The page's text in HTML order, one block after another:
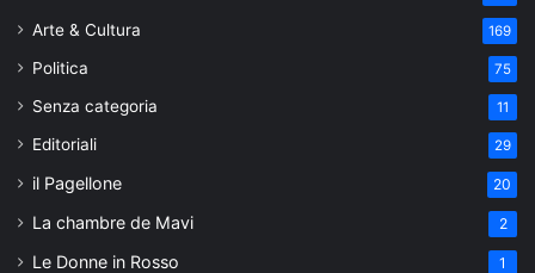
Arte & Cultura 169
Politica 75
Senza categoria 11
Editoriali 29
il Pagellone 20
La chambre de Mavi 2
Le Donne in Rosso 1